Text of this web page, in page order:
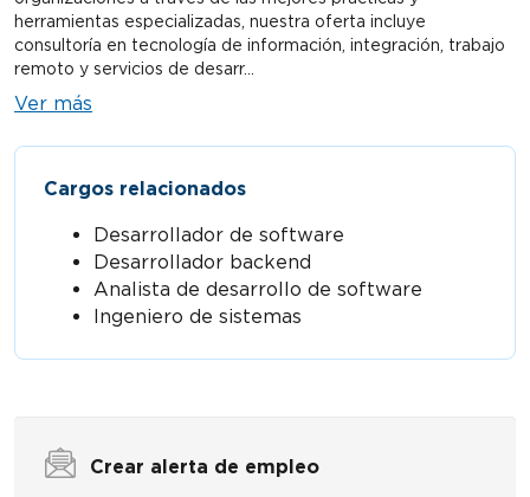
herramientas especializadas, nuestra oferta incluye
consultoría en tecnología de información, integración, trabajo
remoto y servicios de desarr...
Ver más
Cargos relacionados
Desarrollador de software
Desarrollador backend
Analista de desarrollo de software
Ingeniero de sistemas
Crear alerta de empleo